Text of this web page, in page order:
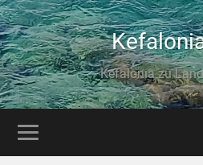
Kefalonia zu